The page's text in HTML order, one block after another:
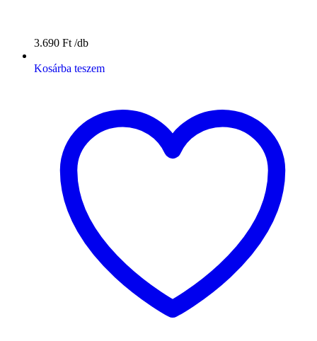
3.690 Ft
Kosárba teszem